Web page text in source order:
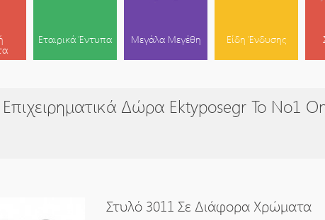
Εταιρικά Έντυπα Μεγάλα Μεγέθη Είδη Ένδυσης
Δώρα Ektyposegr Το Νο1
Στυλό 3011 Σε Διάφορα Χρώματα